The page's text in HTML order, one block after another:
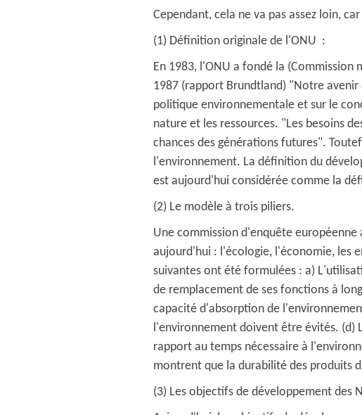
Cependant, cela ne va pas assez loin,
(1) Définition originale de l'ONU :
En 1983, l'ONU a fondé la
1987 (rapport Brundtland) "Notre
politique environnementale et sur le
nature et les ressources. "Les besoins
chances des générations futures".
l'environnement. La définition du
est aujourd'hui considérée comme la
(2) Le modèle à trois piliers.
Une commission d'enquête
aujourd'hui : l'écologie, l'économie, les
suivantes ont été formulées : a)
de remplacement de ses fonctions à
capacité d'absorption de
l'environnement doivent être évités. (d)
rapport au temps nécessaire à
montrent que la durabilité des produits
(3) Les objectifs de développement des